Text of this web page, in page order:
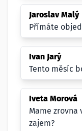
Jaroslav Malý
Přímáte
Ivan Jarý
Tento měsíc
Iveta Morová
Mame
zajem?